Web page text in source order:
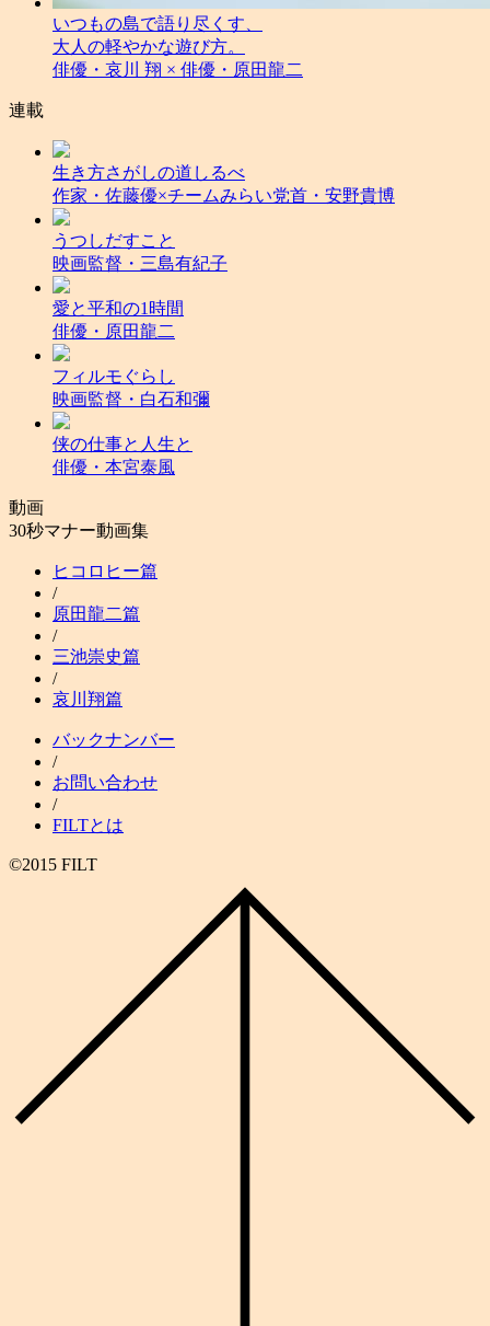
いつもの島で語り尽くす、
大人の軽やかな遊び方。
俳優・哀川 翔 × 俳優・原田龍二
連載
生き方さがしの道しるべ
作家・佐藤優×チームみらい党首・安野貴博
うつしだすこと
映画監督・三島有紀子
愛と平和の1時間
俳優・原田龍二
フィルモぐらし
映画監督・白石和彌
侠の仕事と人生と
俳優・本宮泰風
動画
30秒マナー動画集
ヒコロヒー篇
/
原田龍二篇
/
三池崇史篇
/
哀川翔篇
バックナンバー
/
お問い合わせ
/
FILTとは
©2015 FILT